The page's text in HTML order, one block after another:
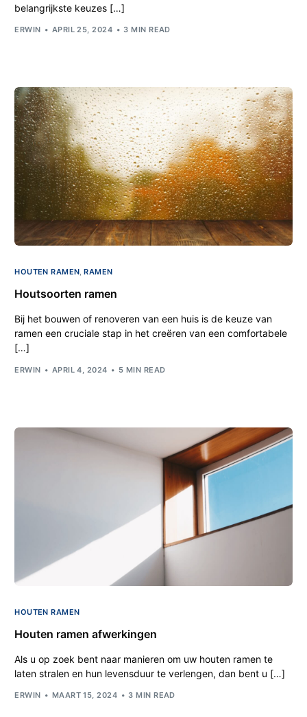
belangrijkste keuzes […]
ERWIN APRIL 25, 2024 3 MIN READ
HOUTEN RAMEN,RAMEN
Houtsoorten ramen
Bij het bouwen of renoveren van een huis is de keuze van
ramen een cruciale stap in het creëren van een comfortabele
[…]
ERWIN APRIL 4, 2024 5 MIN READ
HOUTEN RAMEN
Houten ramen afwerkingen
Als u op zoek bent naar manieren om uw houten ramen te
laten stralen en hun levensduur te verlengen, dan bent u […]
ERWIN MAART 15, 2024 3 MIN READ